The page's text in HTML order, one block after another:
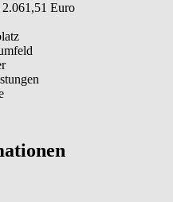
Euro